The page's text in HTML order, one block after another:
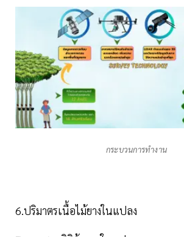
กระบวนการทำงาน
6.ปริมาตรเนื้อไม้ยางในแปลง